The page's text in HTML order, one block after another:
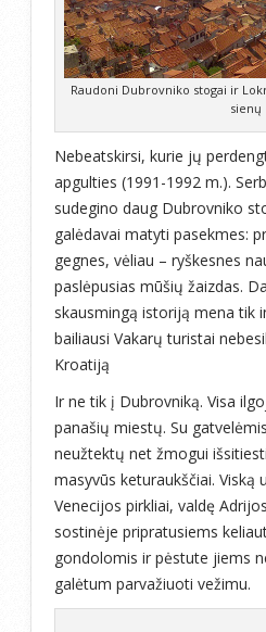
Raudoni Dubrovniko stogai ir
sienų
Nebeatskirsi, kurie jų
apgulties (1991-1992 m.).
sudegino daug Dubrovniko
galėdavai matyti pasekmes:
gegnes, vėliau – ryškesnes
paslėpusias mūšių žaizdas.
skausmingą istoriją mena tik
bailiausi Vakarų turistai
Kroatiją
Ir ne tik į Dubrovniką. Visa
panašių miestų. Su
neužtektų net žmogui
masyvūs keturaukščiai. Viską
Venecijos pirkliai, valdę
sostinėje pripratusiems
gondolomis ir pėstute jiems
galėtum parvažiuoti vežimu.